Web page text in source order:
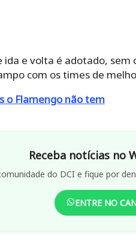
ida e volta é adotado,
com os times de
o Flamengo não tem
Receba notícias no
do DCI e fique por
ENTRE NO